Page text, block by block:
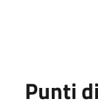
Punti